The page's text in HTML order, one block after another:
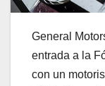
General
entrada a la
con un